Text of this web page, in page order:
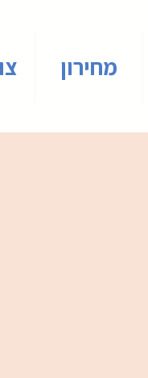
מחירון